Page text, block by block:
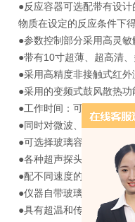
●反应容器可选配带有设
物质在设定的反应条件下
●参数控制部分采用高灵
●带有10寸超薄、超高清
●采用高精度非接触式红
●采用的变频式鼓风散热功
●工作时间：可连续工作，
●同时对微波、超声进行可
●可选择玻璃容器、聚四氟
●各种超声探头直径：Φ2
●配不同速度的磁力搅拌和
●仪器自带玻璃导管，采
●具有超温和传感器异常保